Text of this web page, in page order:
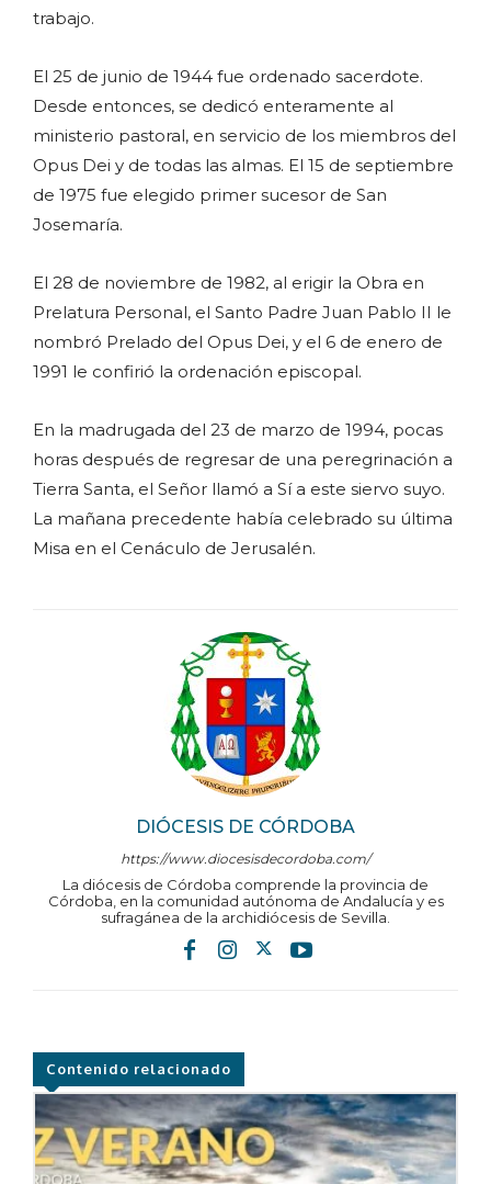
DIÓCESIS DE CÓRDOBA
https://www.diocesisdecordoba.com/
La diócesis de Córdoba comprende la provincia de
Córdoba, en la comunidad autónoma de Andalucía y es
sufragánea de la archidiócesis de Sevilla.
trabajo.
El 25 de junio de 1944 fue ordenado sacerdote.
Desde entonces, se dedicó enteramente al
ministerio pastoral, en servicio de los miembros del
Opus Dei y de todas las almas. El 15 de septiembre
de 1975 fue elegido primer sucesor de San
Josemaría.
El 28 de noviembre de 1982, al erigir la Obra en
Prelatura Personal, el Santo Padre Juan Pablo II le
nombró Prelado del Opus Dei, y el 6 de enero de
1991 le confirió la ordenación episcopal.
En la madrugada del 23 de marzo de 1994, pocas
horas después de regresar de una peregrinación a
Tierra Santa, el Señor llamó a Sí a este siervo suyo.
La mañana precedente había celebrado su última
Misa en el Cenáculo de Jerusalén.
Contenido relacionado